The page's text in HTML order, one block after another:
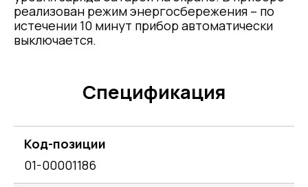
реализован режим энергосбережения – по
истечении 10 минут прибор автоматически
выключается.
Спецификация
Код-позиции
01-00001186